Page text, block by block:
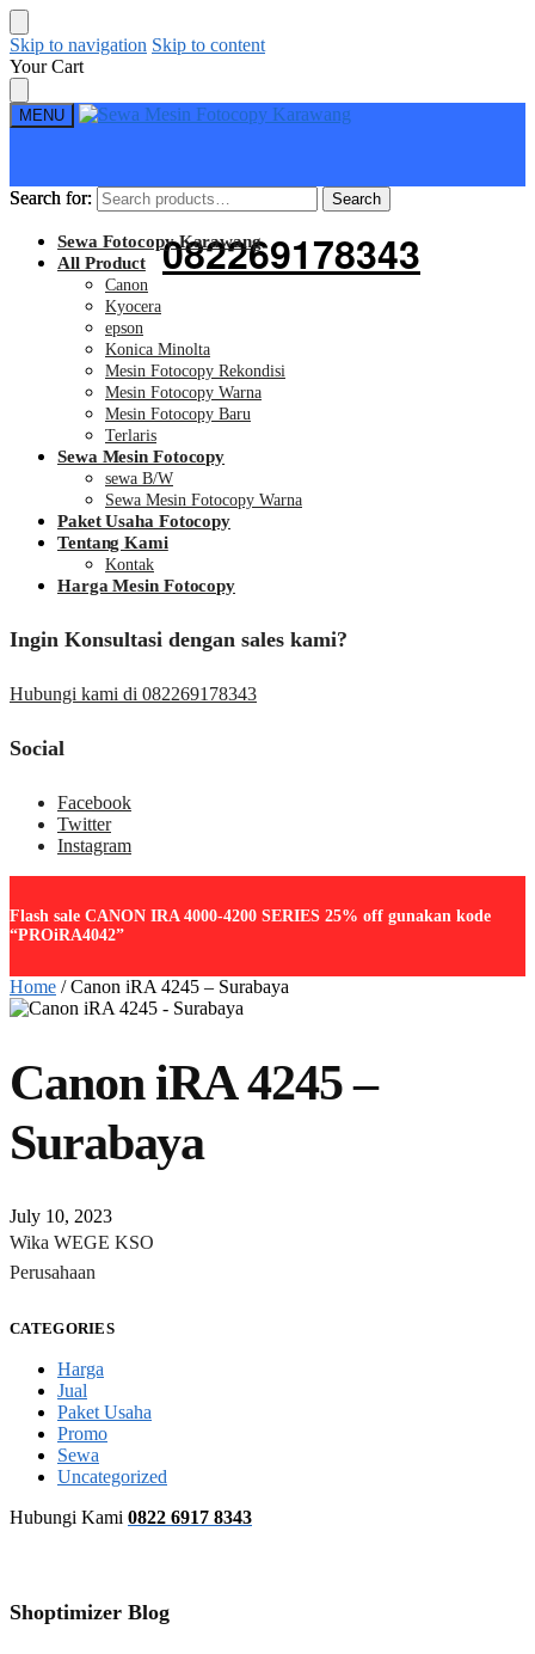
Skip to navigation Skip to content
Your Cart
MENU
Search for: Search
082269178343
Search for: Search
Sewa Fotocopy Karawang
All Product
Canon
Kyocera
epson
Konica Minolta
Mesin Fotocopy Rekondisi
Mesin Fotocopy Warna
Mesin Fotocopy Baru
Terlaris
Sewa Mesin Fotocopy
sewa B/W
Sewa Mesin Fotocopy Warna
Paket Usaha Fotocopy
Tentang Kami
Kontak
Harga Mesin Fotocopy
Ingin Konsultasi dengan sales kami?
Hubungi kami di 082269178343
Social
Facebook
Twitter
Instagram
Flash sale CANON IRA 4000-4200 SERIES 25% off gunakan kode
“PROiRA4042”
Home /Canon iRA 4245 – Surabaya
Canon iRA 4245 –
Surabaya
July 10, 2023
Wika WEGE KSO
Perusahaan
CATEGORIES
Harga
Jual
Paket Usaha
Promo
Sewa
Uncategorized
Hubungi Kami 0822 6917 8343
Shoptimizer Blog